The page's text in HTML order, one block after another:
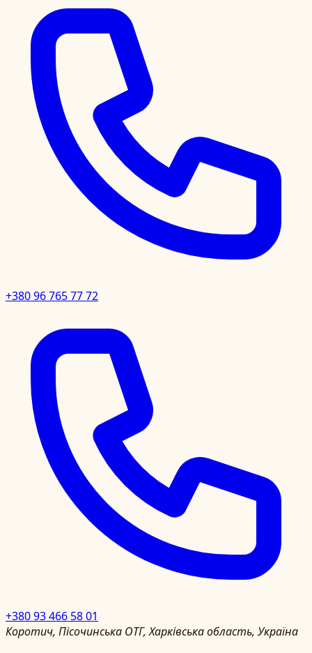
+380 96 765 77 72
+380 93 466 58 01
Коротич, Пісочинська ОТГ, Харківська область, Україна